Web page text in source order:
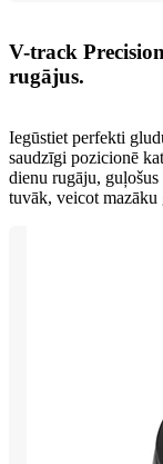
V-track
rugājus.
Iegūstiet perfekti
saudzīgi pozicionē
dienu rugāju,
tuvāk, veicot